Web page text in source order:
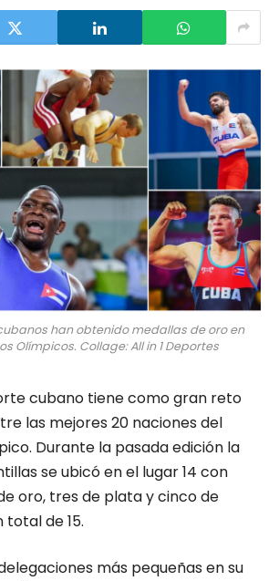
han obtenido medallas de oro en
Olímpicos. Collage: All in 1 Deportes
cubano tiene como gran reto
las mejores 20 naciones del
Durante la pasada edición la
se ubicó en el lugar 14 con
oro, tres de plata y cinco de
de 15.
más pequeñas en su